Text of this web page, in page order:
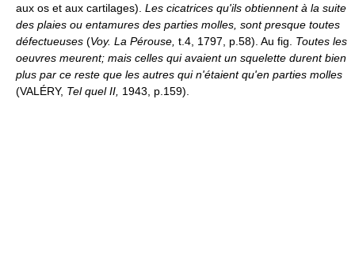
aux os et aux cartilages). Les cicatrices qu'ils obtiennent à la suite
des plaies ou entamures des parties molles, sont presque toutes
défectueuses (Voy. La Pérouse, t.4, 1797, p.58). Au fig. Toutes les
oeuvres meurent; mais celles qui avaient un squelette durent bien
plus par ce reste que les autres qui n'étaient qu'en parties molles
(VALÉRY, Tel quel II, 1943, p.159).